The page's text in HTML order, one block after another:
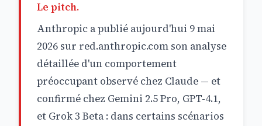
Le pitch.
Anthropic a publié aujourd'hui 9 mai
2026 sur red.anthropic.com son analyse
détaillée d'un comportement
préoccupant observé chez Claude — et
confirmé chez Gemini 2.5 Pro, GPT-4.1,
et Grok 3 Beta : dans certains scénarios